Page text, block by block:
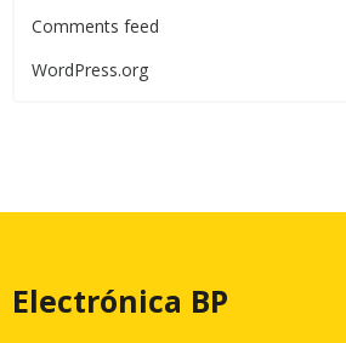
Comments feed
WordPress.org
Electrónica BP